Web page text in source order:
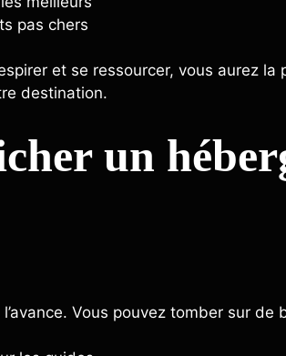
et se ressourcer, vous aurez la
destination.
un
l’avance. Vous pouvez tomber sur de